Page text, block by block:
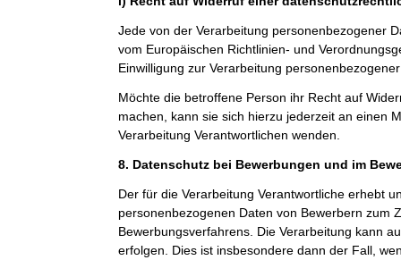
Jede von der Verarbeitung personenbezogener
vom Europäischen Richtlinien- und
Einwilligung zur Verarbeitung
Möchte die betroffene Person ihr Recht auf
machen, kann sie sich hierzu jederzeit an einen
Verarbeitung Verantwortlichen wenden.
8. Datenschutz bei Bewerbungen und im
Der für die Verarbeitung Verantwortliche erhebt
personenbezogenen Daten von Bewerbern zum
Bewerbungsverfahrens. Die Verarbeitung kann
erfolgen. Dies ist insbesondere dann der Fall,